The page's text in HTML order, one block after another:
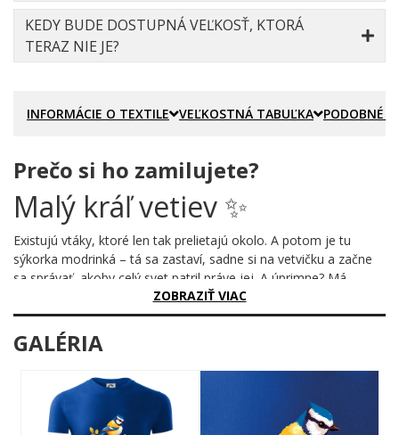
KEDY BUDE DOSTUPNÁ VEĽKOSŤ, KTORÁ
TERAZ NIE JE?
INFORMÁCIE O TEXTILE VEĽKOSTNÁ TABUĽKA PODOBNÉ
Prečo si ho zamilujete?
Malý kráľ vetiev ✨
Existujú vtáky, ktoré len tak prelietajú okolo. A potom je tu
sýkorka modrinká – tá sa zastaví, sadne si na vetvičku a začne
sa správať, akoby celý svet patril práve jej. A úprimne? Má
Prečo je tento motív úžasný?
najprirodzenejšom momente – sebavedome posadená na
konáriku so zlatistými lístkami, s tou typickou modrou čiapočkou
na hlavičke a žiarivo žltým bruškom, ktoré jednoducho nemôžeš
ZOBRAZIŤ VIAC
GALÉRIA